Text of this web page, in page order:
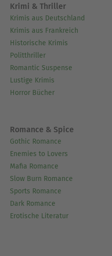
Krimi & Thriller
Krimis aus Deutschland
Krimis aus Frankreich
Historische Krimis
Politthriller
Romantic Suspense
Lustige Krimis
Horror Bücher
Romance & Spice
Gothic Romance
Enemies to Lovers
Mafia Romance
Slow Burn Romance
Sports Romance
Dark Romance
Erotische Literatur